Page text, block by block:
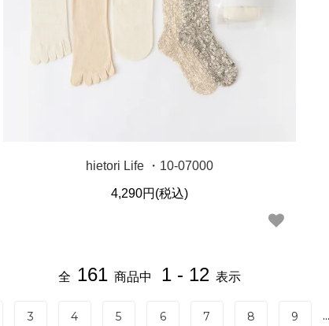
hietori Life ・10-07000
4,290円(税込)
全 161 商品中 1 - 12 表示
3 4 5 6 7 8 9 ...